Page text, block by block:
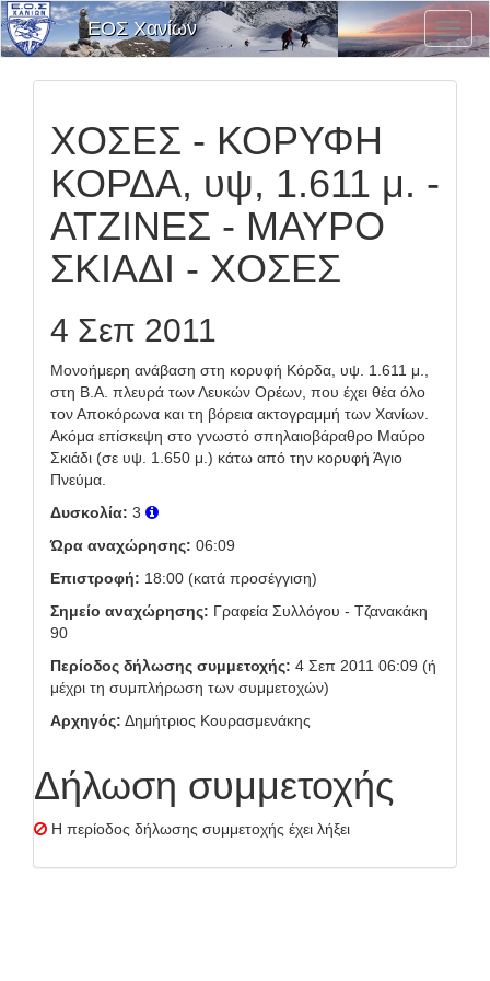
ΕΟΣ Χανίων
ΧΟΣΕΣ - ΚΟΡΥΦΗ
ΚΟΡΔΑ, υψ, 1.611 μ. -
ΑΤΖΙΝΕΣ - ΜΑΥΡΟ
ΣΚΙΑΔΙ - ΧΟΣΕΣ
4 Σεπ 2011
Μονοήμερη ανάβαση στη κορυφή Κόρδα, υψ. 1.611 μ.,
στη Β.Α. πλευρά των Λευκών Ορέων, που έχει θέα όλο
τον Αποκόρωνα και τη βόρεια ακτογραμμή των Χανίων.
Ακόμα επίσκεψη στο γνωστό σπηλαιοβάραθρο Μαύρο
Σκιάδι (σε υψ. 1.650 μ.) κάτω από την κορυφή Άγιο
Πνεύμα.
Δυσκολία: 3
Ώρα αναχώρησης: 06:09
Επιστροφή: 18:00 (κατά προσέγγιση)
Σημείο αναχώρησης: Γραφεία Συλλόγου - Τζανακάκη
90
Περίοδος δήλωσης συμμετοχής: 4 Σεπ 2011 06:09 (ή
μέχρι τη συμπλήρωση των συμμετοχών)
Αρχηγός: Δημήτριος Κουρασμενάκης
Δήλωση συμμετοχής
Η περίοδος δήλωσης συμμετοχής έχει λήξει